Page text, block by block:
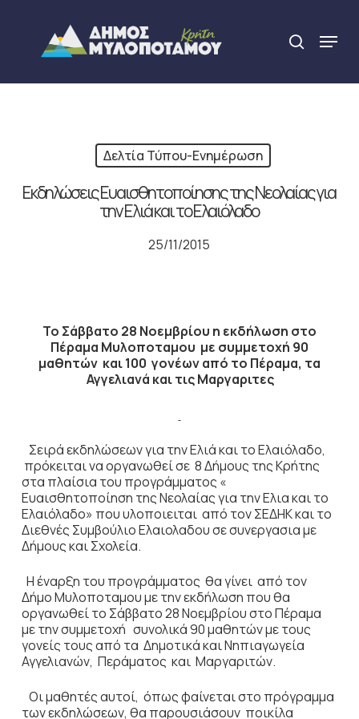
content
search
Menu
Δελτία Τύπου-Ενημέρωση
Εκδηλώσεις Ευαισθητοποίησης της Νεολαίας για
την Ελιά και το Ελαιόλαδο
25/11/2015
Το Σάββατο 28 Νοεμβρίου η εκδήλωση στο
Πέραμα Μυλοποταμου με συμμετοχή 90
μαθητών και 100 γονέων από το Πέραμα, τα
Αγγελιανά και τις Μαργαριτες
Σειρά εκδηλώσεων για την Ελιά και το Ελαιόλαδο,
πρόκειται να οργανωθεί σε 8 Δήμους της Κρήτης
στα πλαίσια του προγράμματος «
Ευαισθητοποίηση της Νεολαίας για την Ελια και το
Ελαιόλαδο» που υλοποιειται από τον ΣΕΔΗΚ και το
Διεθνές Συμβούλιο Ελαιολαδου σε συνεργασια με
Δήμους και Σχολεία.
Η έναρξη του προγράμματος θα γίνει από τον
Δήμο Μυλοποταμου με την εκδήλωση που θα
οργανωθεί το Σάββατο 28 Νοεμβρίου στο Πέραμα
με την συμμετοχή συνολικά 90 μαθητών με τους
γονείς τους από τα Δημοτικά και Νηπιαγωγεία
Αγγελιανών, Περάματος και Μαργαριτών.
Οι μαθητές αυτοί, όπως φαίνεται στο πρόγραμμα
των εκδηλώσεων, θα παρουσιάσουν ποικίλα
Close